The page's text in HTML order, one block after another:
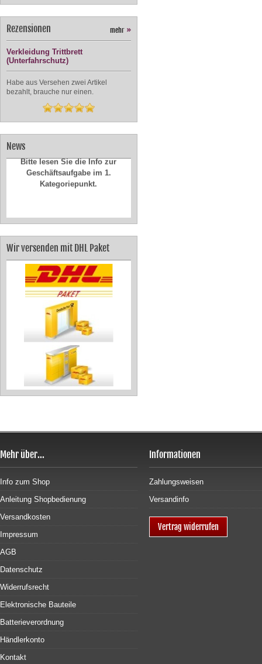
Rezensionen mehr »
Verkleidung Trittbrett
(Unterfahrschutz)
Habe aus Versehen zwei Artikel
bezahlt, brauche nur einen.
News
Geschäftsaufgabe im 1.
Kategoriepunkt.
Wir versenden mit DHL Paket
Mehr über...
Info zum Shop
Anleitung Shopbedienung
Versandkosten
Impressum
AGB
Datenschutz
Widerrufsrecht
Elektronische Bauteile
Batterieverordnung
Händlerkonto
Kontakt
Informationen
Zahlungsweisen
Versandinfo
Vertrag widerrufen